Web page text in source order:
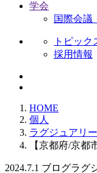
学会
国際会議
トピック
採用情報
HOME
個人
ラグジュアリ
【京都府/京
2024.7.1 ブログラグ